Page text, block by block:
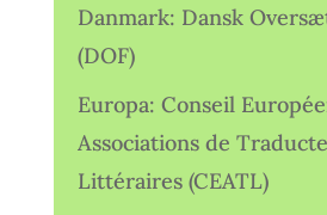
Danmark: Dansk
(DOF)
Europa: Conseil
Associations de
Littéraires (CEATL)